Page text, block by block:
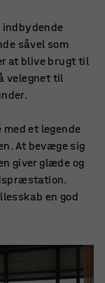
indbydende
såvel som
at blive brugt til
velegnet til
med et legende
At bevæge sig
giver glæde og
en god